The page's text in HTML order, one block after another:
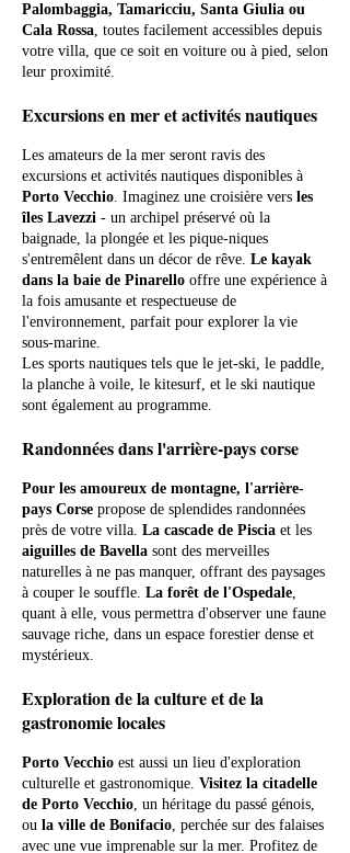
Palombaggia, Tamaricciu, Santa Giulia ou
Cala Rossa, toutes facilement accessibles depuis
votre villa, que ce soit en voiture ou à pied, selon
leur proximité.
Excursions en mer et activités nautiques
Les amateurs de la mer seront ravis des
excursions et activités nautiques disponibles à
Porto Vecchio. Imaginez une croisière vers les
îles Lavezzi - un archipel préservé où la
baignade, la plongée et les pique-niques
s'entremêlent dans un décor de rêve. Le kayak
dans la baie de Pinarello offre une expérience à
la fois amusante et respectueuse de
l'environnement, parfait pour explorer la vie
sous-marine.
Les sports nautiques tels que le jet-ski, le paddle,
la planche à voile, le kitesurf, et le ski nautique
sont également au programme.
Randonnées dans l'arrière-pays corse
Pour les amoureux de montagne, l'arrière-
pays Corse propose de splendides randonnées
près de votre villa. La cascade de Piscia et les
aiguilles de Bavella sont des merveilles
naturelles à ne pas manquer, offrant des paysages
à couper le souffle. La forêt de l'Ospedale,
quant à elle, vous permettra d'observer une faune
sauvage riche, dans un espace forestier dense et
mystérieux.
Exploration de la culture et de la
gastronomie locales
Porto Vecchio est aussi un lieu d'exploration
culturelle et gastronomique. Visitez la citadelle
de Porto Vecchio, un héritage du passé génois,
ou la ville de Bonifacio, perchée sur des falaises
avec une vue imprenable sur la mer. Profitez de